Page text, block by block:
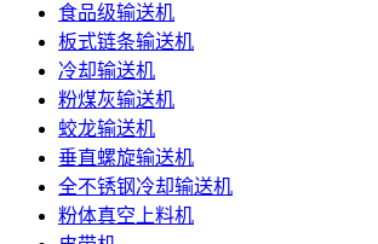
食品级输送机
板式链条输送机
冷却输送机
粉煤灰输送机
蛟龙输送机
垂直螺旋输送机
全不锈钢冷却输送机
粉体真空上料机